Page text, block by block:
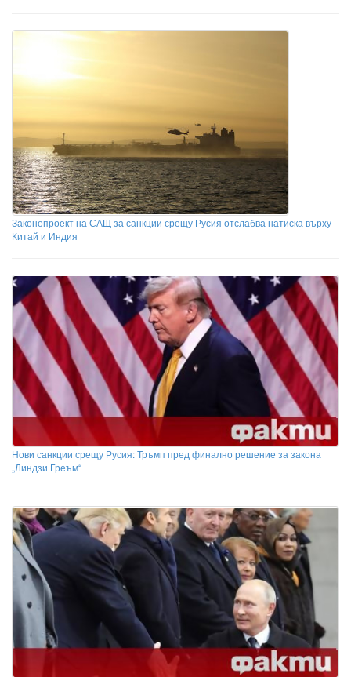
Законопроект на САЩ за санкции срещу Русия отслабва натиска върху
Китай и Индия
Нови санкции срещу Русия: Тръмп пред финално решение за закона
„Линдзи Греъм“